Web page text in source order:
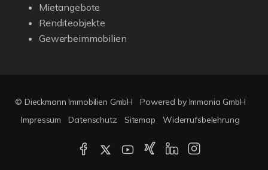
Mietangebote
Renditeobjekte
Gewerbeimmobilien
© Dieckmann Immobilien GmbH
Powered by Immonia GmbH
Impressum
Datenschutz Sitemap Widerrufsbelehrung